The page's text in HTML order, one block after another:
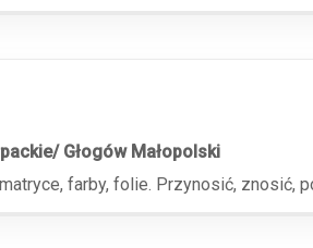
Głogów Małopolski
farby, folie. Przynosić, znosić,